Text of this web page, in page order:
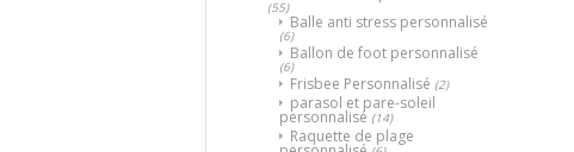
(55)
Balle anti stress personnalisé
(6)
Ballon de foot personnalisé
(6)
Frisbee Personnalisé (2)
parasol et pare-soleil
personnalisé (14)
Raquette de plage